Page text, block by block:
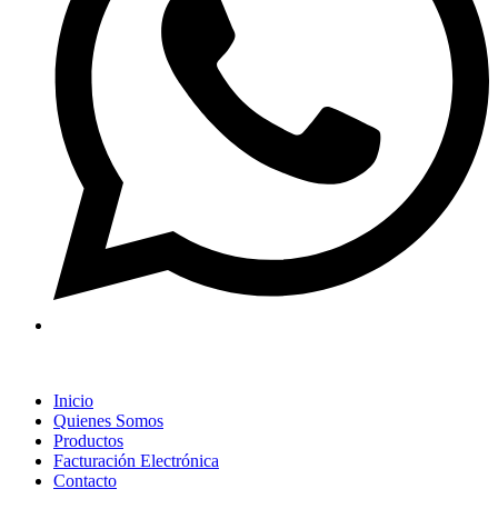
Inicio
Quienes Somos
Productos
Facturación Electrónica
Contacto